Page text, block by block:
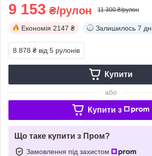
9 153 ₴/рулон 11 300 ₴/рулон
Економія 2147 ₴ Залишилось 7
8 878 ₴ від 5 рулонів
Купити
або
Купити з
Що таке купити з Пром?
Замовлення під захистом